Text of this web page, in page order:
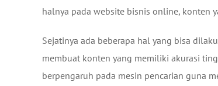
halnya pada website bisnis online, konten
Sejatinya ada beberapa hal yang bisa
membuat konten yang memiliki akurasi
berpengaruh pada mesin pencarian guna